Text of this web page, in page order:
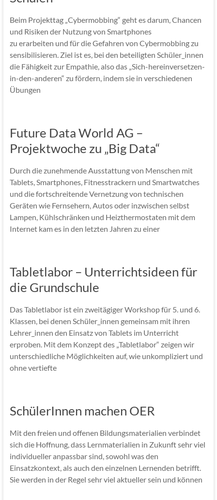
Beim Projekttag „Cybermobbing“ geht es darum, Chancen
und Risiken der Nutzung von Smartphones
zu erarbeiten und für die Gefahren von Cybermobbing zu
sensibilisieren. Ziel ist es, bei den beteiligten Schüler_innen
die Fähigkeit zur Empathie, also das „Sich-hereinversetzen-
in-den-anderen“ zu fördern, indem sie in verschiedenen
Übungen
Future Data World AG –
Projektwoche zu „Big Data“
Durch die zunehmende Ausstattung von Menschen mit
Tablets, Smartphones, Fitnesstrackern und Smartwatches
und die fortschreitende Vernetzung von technischen
Geräten wie Fernsehern, Autos oder inzwischen selbst
Lampen, Kühlschränken und Heizthermostaten mit dem
Internet kam es in den letzten Jahren zu einer
Tabletlabor – Unterrichtsideen für
die Grundschule
Das Tabletlabor ist ein zweitägiger Workshop für 5. und 6.
Klassen, bei denen Schüler_innen gemeinsam mit ihren
Lehrer_innen den Einsatz von Tablets im Unterricht
erproben. Mit dem Konzept des „Tabletlabor“ zeigen wir
unterschiedliche Möglichkeiten auf, wie unkompliziert und
ohne vertiefte
SchülerInnen machen OER
Mit den freien und offenen Bildungsmaterialien verbindet
sich die Hoffnung, dass Lernmaterialien in Zukunft sehr viel
individueller anpassbar sind, sowohl was den
Einsatzkontext, als auch den einzelnen Lernenden betrifft.
Sie werden in der Regel sehr viel aktueller sein und können